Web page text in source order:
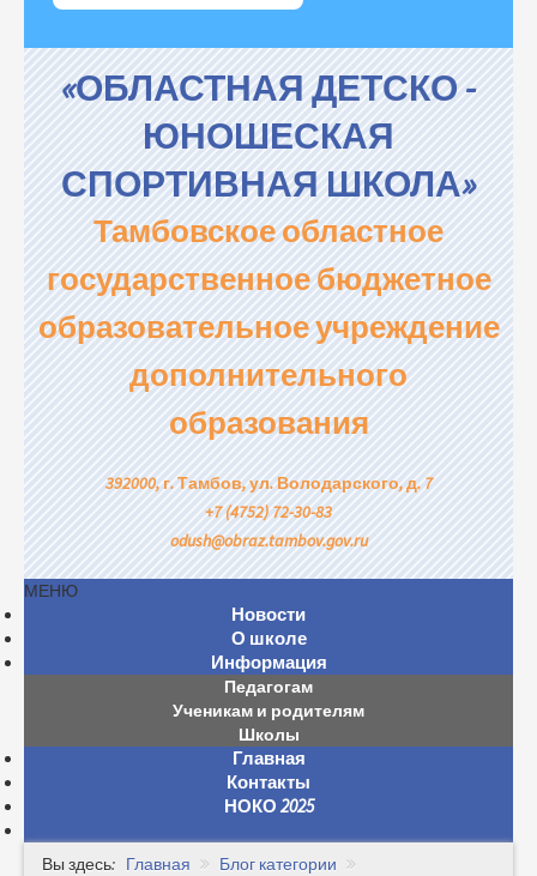
«ОБЛАСТНАЯ ДЕТСКО -
ЮНОШЕСКАЯ
СПОРТИВНАЯ ШКОЛА»
Тамбовское областное
государственное бюджетное
образовательное учреждение
дополнительного
образования
392000, г. Тамбов, ул. Володарского, д. 7
+7 (4752) 72-30-83
odush@obraz.tambov.gov.ru
МЕНЮ
Новости
О школе
Информация
Педагогам
Ученикам и родителям
Школы
Главная
Контакты
НОКО 2025
Вы здесь: Главная
Блог категории